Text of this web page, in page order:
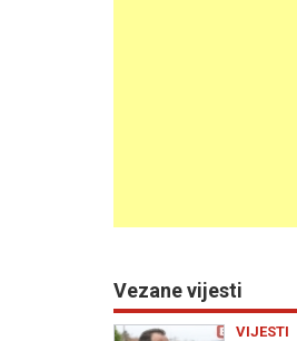
Vezane vijesti
VIJESTI